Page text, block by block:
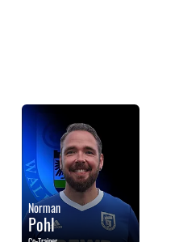
Norman
Pohl